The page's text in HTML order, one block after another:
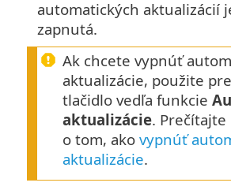
automatických aktualizácií
zapnutá.
Ak chcete vypnúť
aktualizácie, použite
tlačidlo vedľa funkcie
aktualizácie.
o tom, ako vypnúť
aktualizácie.